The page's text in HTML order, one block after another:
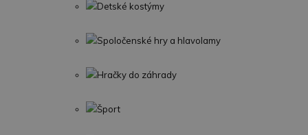
Detské kostýmy
Spoločenské hry a hlavolamy
Hračky do záhrady
Šport